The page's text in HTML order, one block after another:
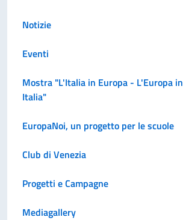
Notizie
Eventi
Mostra "L'Italia in Europa - L'Europa in
Italia"
EuropaNoi, un progetto per le scuole
Club di Venezia
Progetti e Campagne
Mediagallery